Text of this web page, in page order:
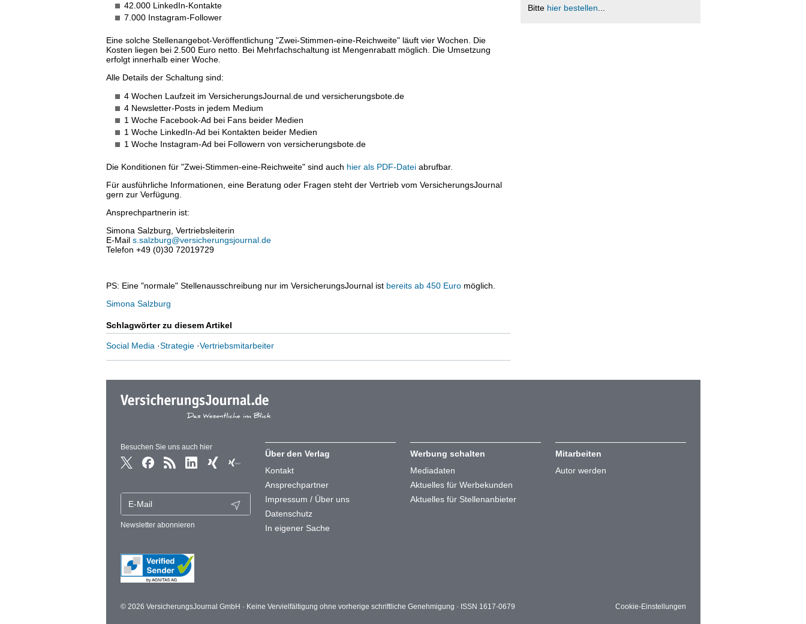
42.000 LinkedIn-Kontakte
7.000 Instagram-Follower
Eine solche Stellenangebot-Veröffentlichung "Zwei-Stimmen-eine-Reichweite" läuft vier Wochen. Die
Kosten liegen bei 2.500 Euro netto. Bei Mehrfachschaltung ist Mengenrabatt möglich. Die Umsetzung
erfolgt innerhalb einer Woche.
Alle Details der Schaltung sind:
4 Wochen Laufzeit im VersicherungsJournal.de und versicherungsbote.de
4 Newsletter-Posts in jedem Medium
1 Woche Facebook-Ad bei Fans beider Medien
1 Woche LinkedIn-Ad bei Kontakten beider Medien
1 Woche Instagram-Ad bei Followern von versicherungsbote.de
Die Konditionen für "Zwei-Stimmen-eine-Reichweite" sind auch hier als PDF-Dateiabrufbar.
Für ausführliche Informationen, eine Beratung oder Fragen steht der Vertrieb vom VersicherungsJournal
gern zur Verfügung.
Ansprechpartnerin ist:
Simona Salzburg, Vertriebsleiterin
E-Mail s.salzburg@versicherungsjournal.de
Telefon +49 (0)30 72019729
PS: Eine "normale" Stellenausschreibung nur im VersicherungsJournal ist bereits ab 450 Euromöglich.
Simona Salzburg
Schlagwörter zu diesem Artikel
Social Media ·Strategie·Vertriebsmitarbeiter
Bitte hier bestellen
Besuchen Sie uns auch hier
Newsletter abonnieren
Über den Verlag
Kontakt
Ansprechpartner
Impressum / Über uns
Datenschutz
In eigener Sache
Werbung schalten
Mediadaten
Aktuelles für Werbekunden
Aktuelles für Stellenanbieter
Mitarbeiten
Autor werden
© 2026 VersicherungsJournal GmbH · Keine Vervielfältigung ohne vorherige schriftliche Genehmigung · ISSN 1617-0679 Cookie-Einstellungen